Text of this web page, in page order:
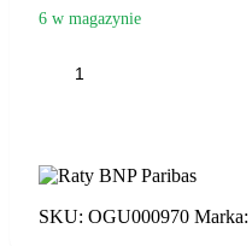
6 w magazynie
SKU: OGU000970 Marka: